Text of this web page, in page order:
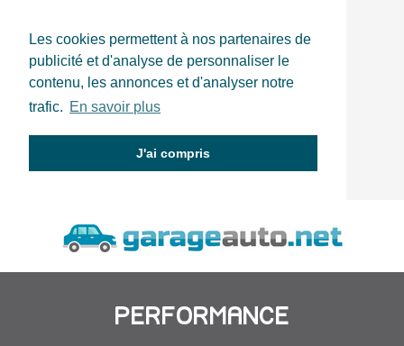
Les cookies permettent à nos partenaires de
publicité et d'analyse de personnaliser le
contenu, les annonces et d'analyser notre
trafic. En savoir plus
J'ai compris
PERFORMANCE